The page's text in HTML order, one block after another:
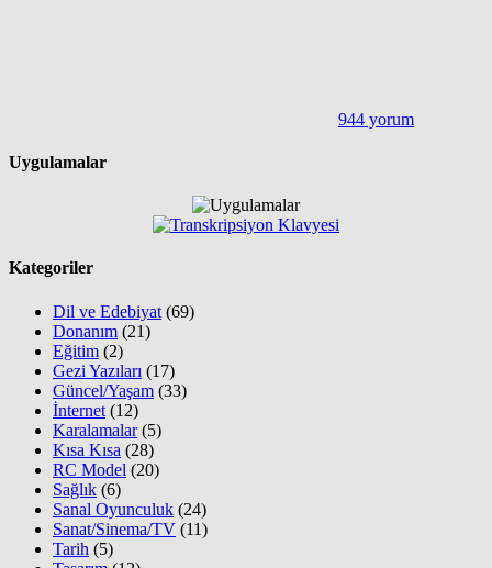
944 yorum
Uygulamalar
Kategoriler
Dil ve Edebiyat (69)
Donanım (21)
Eğitim (2)
Gezi Yazıları (17)
Güncel/Yaşam (33)
İnternet (12)
Karalamalar(5)
Kısa Kısa (28)
RC Model (20)
Sağlık (6)
Sanal Oyunculuk (24)
Sanat/Sinema/TV (11)
Tarih (5)